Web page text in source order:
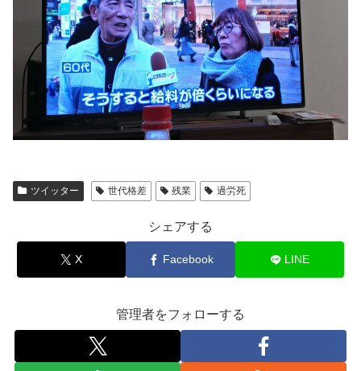
ツイッター 世代格差 残業 過労死
シェアする
X Facebook LINE
管理者をフォローする